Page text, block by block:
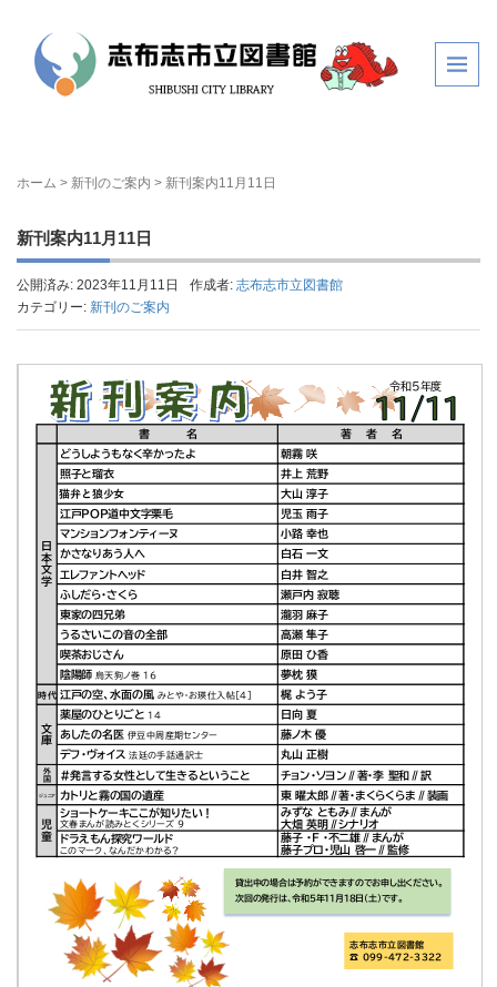
ホーム > 新刊のご案内 > 新刊案内11月11日
新刊案内11月11日
公開済み: 2023年11月11日 作成者: 志布志市立図書館
カテゴリー: 新刊のご案内